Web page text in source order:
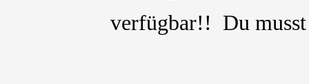
verfügbar!! Du